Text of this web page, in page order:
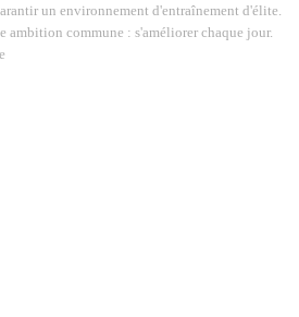
un environnement d'entraînement d'élite.
ambition commune : s'améliorer chaque jour.